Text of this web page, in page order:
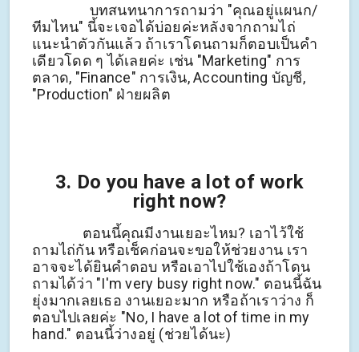
บทสนทนาการถามว่า "คุณอยู่แผนก/
ทีมไหน" นี้จะเจอได้บ่อยค่ะหลังจากถามไถ่
แนะนำตัวกันแล้ว ถ้าเราโดนถามก็ตอบเป็นคำ
เดียวโดด ๆ ได้เลยค่ะ เช่น "Marketing" การ
ตลาด, "Finance" การเงิน, Accounting บัญชี,
"Production" ฝ่ายผลิต
3. Do you have a lot of work
right now?
ตอนนี้คุณมีงานเยอะไหม? เอาไว้ใช้
ถามไถ่กัน หรือเช็คก่อนจะขอให้ช่วยงาน เรา
อาจจะได้ยินคำตอบ หรือเอาไปใช้เองถ้าโดน
ถามได้ว่า "I'm very busy right now." ตอนนี้ฉัน
ยุ่งมากเลยเธอ งานเยอะมาก หรือถ้าเราว่าง ก็
ตอบไปเลยค่ะ "No, I have a lot of time in my
hand." ตอนนี้ว่างอยู่ (ช่วยได้นะ)